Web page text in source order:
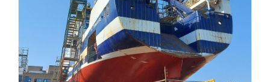
del Buque Oceanográfico
Ángeles Alvariño
Noticias del Sector Marítimo